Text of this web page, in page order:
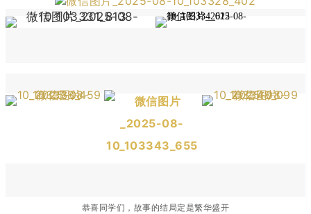
恭喜同学们，故事的结局定是繁华盛开